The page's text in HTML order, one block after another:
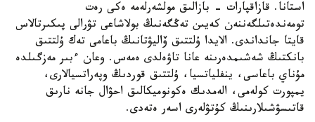
استانا. قازاقپارات - بازالىق مولشەرلەمە ەكى رەت
تومەندەتىلگەننەن كەيىن تەڭگەنىڭ بولاشاعى تۋرالى پىكىرتالاس
قايتا جانداندى. الايدا ۇلتتىق ۆاليۋتانىڭ باعامى تەك ۇلتتىق
بانكتىڭ شەشىمدەرىنە عانا تاۋەلدى ەمەس. وعان ءبىر مەزگىلدە
مۇناي باعاسى، ينفلياتسيا، ۇلتتىق قوردىڭ وپەراتسيالارى،
يمپورت كولەمى، الەمدىك ەكونوميكالىق احۋال جانە نارىق
قاتىسۋشىلارىنىڭ كۇتۋلەرى اسەر ەتەدى.